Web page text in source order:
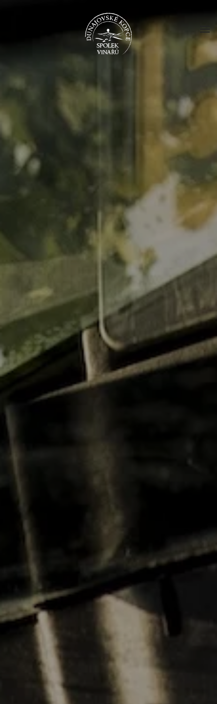
Skip to main content